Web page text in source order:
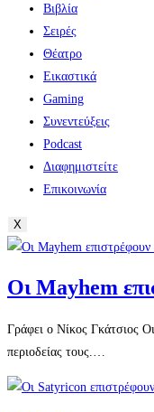
Βιβλία
Σειρές
Θέατρο
Εικαστικά
Gaming
Συνεντεύξεις
Podcast
Διαφημιστείτε
Επικοινωνία
X
Οι Mayhem
Γράφει ο Νίκος Γκάτσιος
περιοδείας τους.…